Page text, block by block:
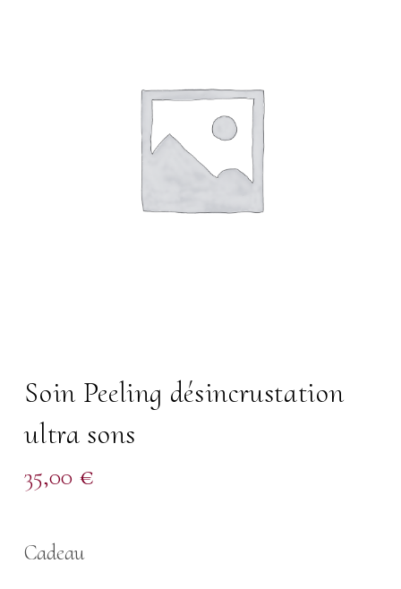
Soin Peeling désincrustation
ultra sons
35,00 €
Cadeau